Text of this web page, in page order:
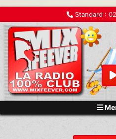
Standard :